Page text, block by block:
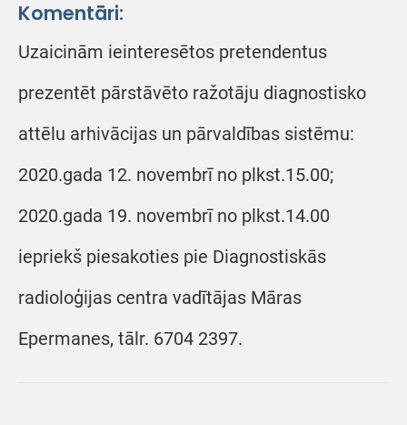
Komentāri:
Uzaicinām ieinteresētos pretendentus
prezentēt pārstāvēto ražotāju diagnostisko
attēlu arhivācijas un pārvaldības sistēmu:
2020.gada 12. novembrī no plkst.15.00;
2020.gada 19. novembrī no plkst.14.00
iepriekš piesakoties pie Diagnostiskās
radioloģijas centra vadītājas Māras
Epermanes, tālr. 6704 2397.